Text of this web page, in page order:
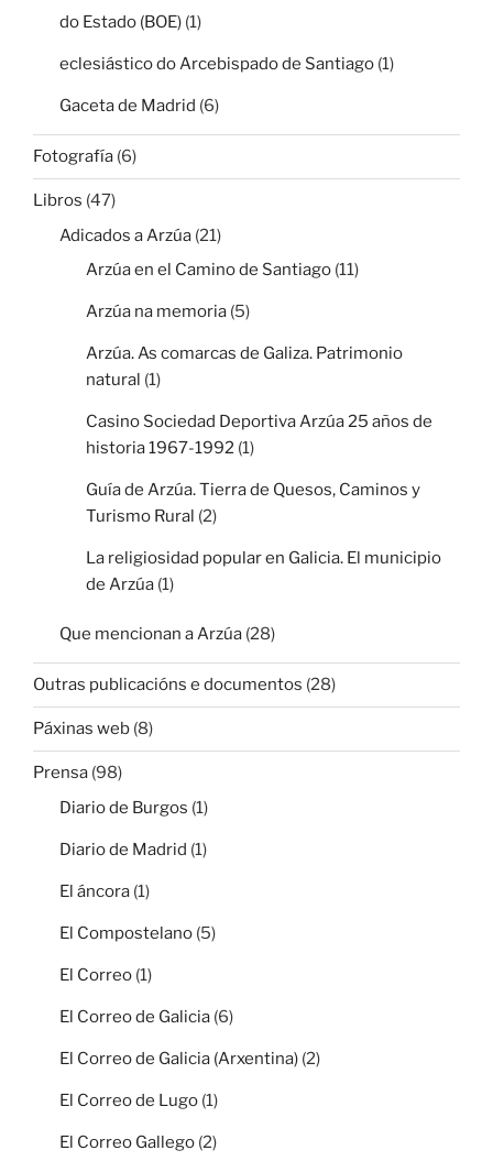
do Estado (BOE) (1)
eclesiástico do Arcebispado de Santiago (1)
Gaceta de Madrid (6)
Fotografía (6)
Libros (47)
Adicados a Arzúa (21)
Arzúa en el Camino de Santiago (11)
Arzúa na memoria (5)
Arzúa. As comarcas de Galiza. Patrimonio
natural (1)
Casino Sociedad Deportiva Arzúa 25 años de
historia 1967-1992 (1)
Guía de Arzúa. Tierra de Quesos, Caminos y
Turismo Rural (2)
La religiosidad popular en Galicia. El municipio
de Arzúa (1)
Que mencionan a Arzúa (28)
Outras publicacións e documentos (28)
Páxinas web (8)
Prensa (98)
Diario de Burgos (1)
Diario de Madrid (1)
El áncora (1)
El Compostelano (5)
El Correo (1)
El Correo de Galicia (6)
El Correo de Galicia (Arxentina) (2)
El Correo de Lugo (1)
El Correo Gallego (2)